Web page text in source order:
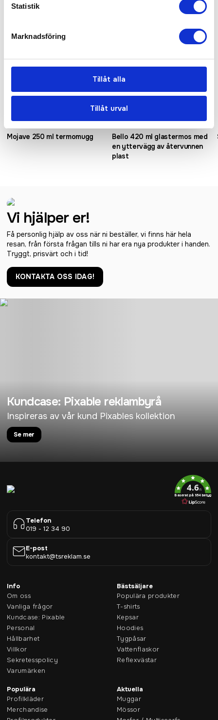
Statistik
Marknadsföring
Tillåt alla
Tillåt urval
Bra pris
Mojave 250 ml termomugg
Bello 420 ml glastermos med
en yttervägg av återvunnen
plast
Vi hjälper er!
Få personlig hjälp av oss när ni beställer, vi finns här hela
resan, från första frågan tills ni har era nya produkter i handen.
Tryggt, prisvärt och i tid!
KONTAKTA OSS IDAG!
Kundcase: Pixable reklambyrå
Inspireras av vår kund Pixables kollektion
Se mer
4.6/5
Baserat på 954 betyg
Telefon
019 - 12 34 90
E-post
kontakt@tsreklam.se
Info
Om oss
Vanliga frågor
Kundcase: Pixable
Personal
Hållbarhet
Villkor
Sekretesspolicy
Varumärken
Bästsäljare
Populära produkter
T-shirts
Kepsar
Hoodies
Tygpåsar
Vattenflaskor
Reflexvästar
Populära
Profilkläder
Merchandise
Aktuella
Muggar
Mössor